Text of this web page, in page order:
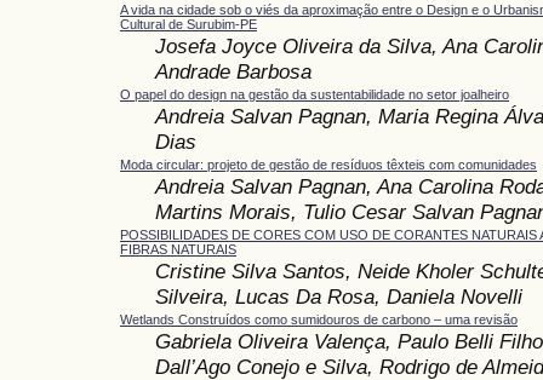
A vida na cidade sob o viés da aproximação entre o Design e o
Cultural de Surubim-PE
Josefa Joyce Oliveira da Silva, Ana
Andrade Barbosa
O papel do design na gestão da sustentabilidade no setor joalheiro
Andreia Salvan Pagnan, Maria Regina
Dias
Moda circular: projeto de gestão de resíduos têxteis com comunidades
Andreia Salvan Pagnan, Ana Carolina
Martins Morais, Tulio Cesar Salvan
POSSIBILIDADES DE CORES COM USO DE CORANTES NATURAIS
FIBRAS NATURAIS
Cristine Silva Santos, Neide Kholer
Silveira, Lucas Da Rosa, Daniela Novelli
Wetlands Construídos como sumidouros de carbono – uma revisão
Gabriela Oliveira Valença, Paulo Belli
Dall’Ago Conejo e Silva, Rodrigo de